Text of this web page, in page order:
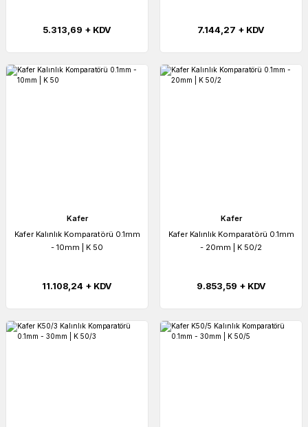
5.313,69 + KDV 7.144,27 + KDV
Kafer
Kafer Kalınlık Komparatörü 0.1mm
- 10mm | K 50
11.108,24 + KDV
Kafer
Kafer Kalınlık Komparatörü 0.1mm
- 20mm | K 50/2
9.853,59 + KDV